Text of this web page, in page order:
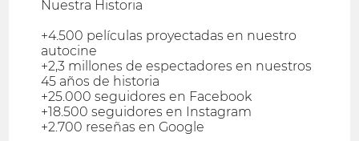
Nuestra Historia
+4.500 películas proyectadas en nuestro
autocine
+2,3 millones de espectadores en nuestros
45 años de historia
+25.000 seguidores en Facebook
+18.500 seguidores en Instagram
+2.700 reseñas en Google